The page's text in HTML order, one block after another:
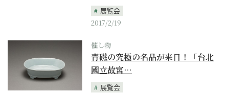
展覧会
2017/2/19
催し物
青磁の究極の名品が来日！「台北
國立故宮…
展覧会